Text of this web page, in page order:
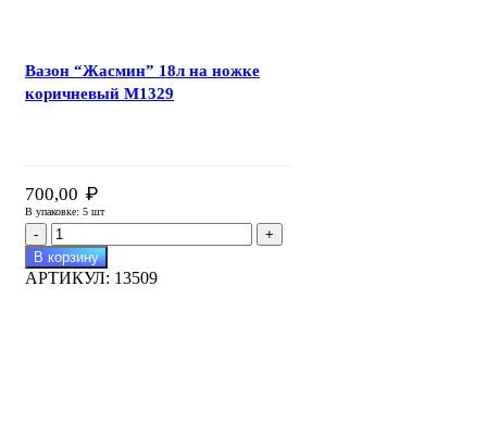
Вазон “Жасмин” 18л на ножке
коричневый М1329
700,00 ₽
В упаковке: 5 шт
Количество
товара
Вазон
"Жасмин"
В корзину
АРТИКУЛ: 13509